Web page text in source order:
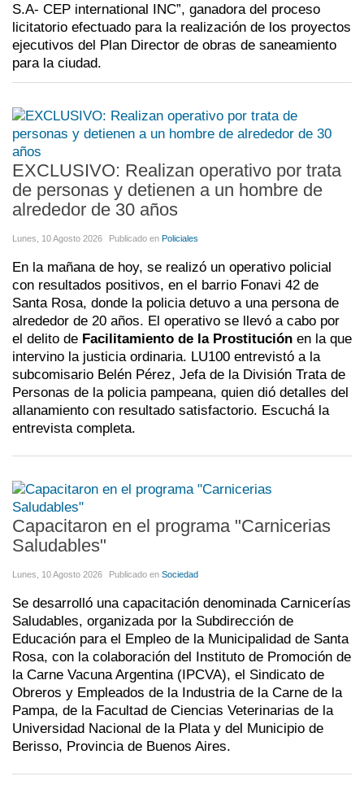
S.A- CEP international INC”, ganadora del proceso
licitatorio efectuado para la realización de los proyectos
ejecutivos del Plan Director de obras de saneamiento
para la ciudad.
EXCLUSIVO: Realizan operativo por trata
de personas y detienen a un hombre de
alrededor de 30 años
Lunes, 10 Agosto 2026 Publicado en Policiales
En la mañana de hoy, se realizó un operativo policial
con resultados positivos, en el barrio Fonavi 42 de
Santa Rosa, donde la policia detuvo a una persona de
alrededor de 20 años. El operativo se llevó a cabo por
el delito de Facilitamiento de la Prostitución en la que
intervino la justicia ordinaria. LU100 entrevistó a la
subcomisario Belén Pérez, Jefa de la División Trata de
Personas de la policia pampeana, quien dió detalles del
allanamiento con resultado satisfactorio. Escuchá la
entrevista completa.
Capacitaron en el programa "Carnicerias
Saludables"
Lunes, 10 Agosto 2026 Publicado en Sociedad
Se desarrolló una capacitación denominada Carnicerías
Saludables, organizada por la Subdirección de
Educación para el Empleo de la Municipalidad de Santa
Rosa, con la colaboración del Instituto de Promoción de
la Carne Vacuna Argentina (IPCVA), el Sindicato de
Obreros y Empleados de la Industria de la Carne de la
Pampa, de la Facultad de Ciencias Veterinarias de la
Universidad Nacional de la Plata y del Municipio de
Berisso, Provincia de Buenos Aires.